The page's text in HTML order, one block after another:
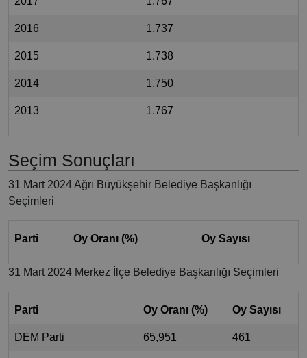
2016 1.737
2015 1.738
2014 1.750
2013 1.767
Seçim Sonuçları
31 Mart 2024 Ağrı Büyükşehir Belediye Başkanlığı
Seçimleri
Parti Oy Oranı (%) Oy Sayısı
31 Mart 2024 Merkez İlçe Belediye Başkanlığı Seçimleri
Parti Oy Oranı (%) Oy Sayısı
DEM Parti 65,951 461